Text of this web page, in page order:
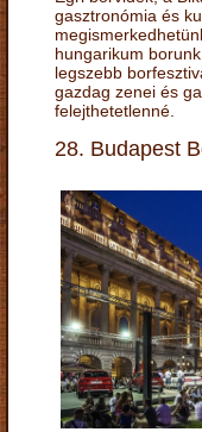
gasztronómia és
hungarikum
legszebb
gazdag zenei és
felejthetetlenné.
28. Budapest